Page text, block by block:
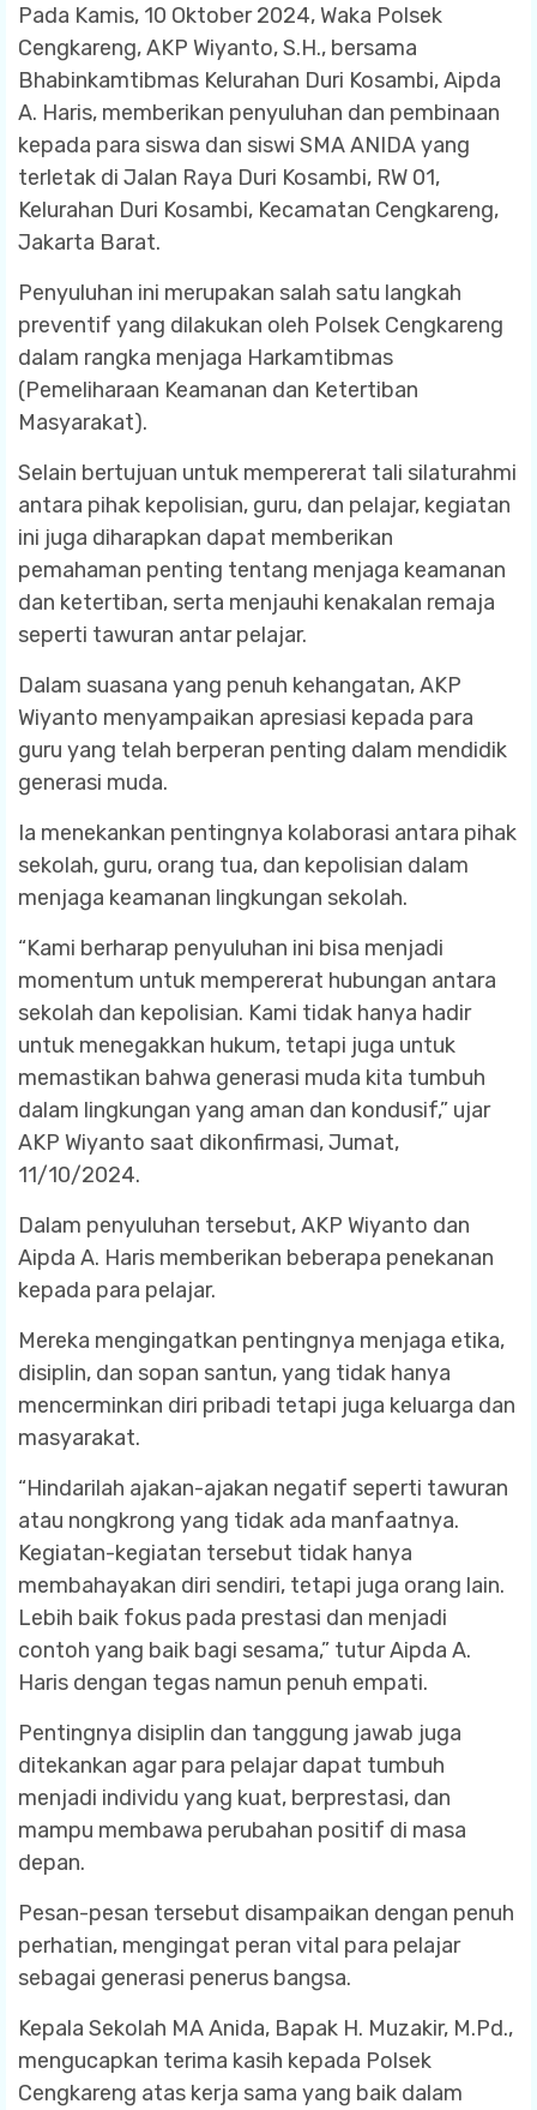
Pada Kamis, 10 Oktober 2024, Waka Polsek
Cengkareng, AKP Wiyanto, S.H., bersama
Bhabinkamtibmas Kelurahan Duri Kosambi, Aipda
A. Haris, memberikan penyuluhan dan pembinaan
kepada para siswa dan siswi SMA ANIDA yang
terletak di Jalan Raya Duri Kosambi, RW 01,
Kelurahan Duri Kosambi, Kecamatan Cengkareng,
Jakarta Barat.
Penyuluhan ini merupakan salah satu langkah
preventif yang dilakukan oleh Polsek Cengkareng
dalam rangka menjaga Harkamtibmas
(Pemeliharaan Keamanan dan Ketertiban
Masyarakat).
Selain bertujuan untuk mempererat tali silaturahmi
antara pihak kepolisian, guru, dan pelajar, kegiatan
ini juga diharapkan dapat memberikan
pemahaman penting tentang menjaga keamanan
dan ketertiban, serta menjauhi kenakalan remaja
seperti tawuran antar pelajar.
Dalam suasana yang penuh kehangatan, AKP
Wiyanto menyampaikan apresiasi kepada para
guru yang telah berperan penting dalam mendidik
generasi muda.
Ia menekankan pentingnya kolaborasi antara pihak
sekolah, guru, orang tua, dan kepolisian dalam
menjaga keamanan lingkungan sekolah.
“Kami berharap penyuluhan ini bisa menjadi
momentum untuk mempererat hubungan antara
sekolah dan kepolisian. Kami tidak hanya hadir
untuk menegakkan hukum, tetapi juga untuk
memastikan bahwa generasi muda kita tumbuh
dalam lingkungan yang aman dan kondusif,” ujar
AKP Wiyanto saat dikonfirmasi, Jumat,
11/10/2024.
Dalam penyuluhan tersebut, AKP Wiyanto dan
Aipda A. Haris memberikan beberapa penekanan
kepada para pelajar.
Mereka mengingatkan pentingnya menjaga etika,
disiplin, dan sopan santun, yang tidak hanya
mencerminkan diri pribadi tetapi juga keluarga dan
masyarakat.
“Hindarilah ajakan-ajakan negatif seperti tawuran
atau nongkrong yang tidak ada manfaatnya.
Kegiatan-kegiatan tersebut tidak hanya
membahayakan diri sendiri, tetapi juga orang lain.
Lebih baik fokus pada prestasi dan menjadi
contoh yang baik bagi sesama,” tutur Aipda A.
Haris dengan tegas namun penuh empati.
Pentingnya disiplin dan tanggung jawab juga
ditekankan agar para pelajar dapat tumbuh
menjadi individu yang kuat, berprestasi, dan
mampu membawa perubahan positif di masa
depan.
Pesan-pesan tersebut disampaikan dengan penuh
perhatian, mengingat peran vital para pelajar
sebagai generasi penerus bangsa.
Kepala Sekolah MA Anida, Bapak H. Muzakir, M.Pd.,
mengucapkan terima kasih kepada Polsek
Cengkareng atas kerja sama yang baik dalam